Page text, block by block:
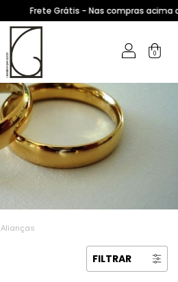
Frete Grátis - Nas compras acima de
0
Alianças
FILTRAR